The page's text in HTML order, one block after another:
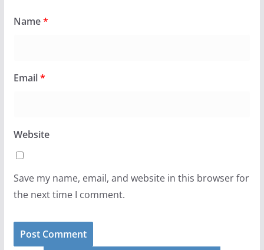
Name*
Email*
Website
Save my name, email, and website in this browser for
the next time I comment.